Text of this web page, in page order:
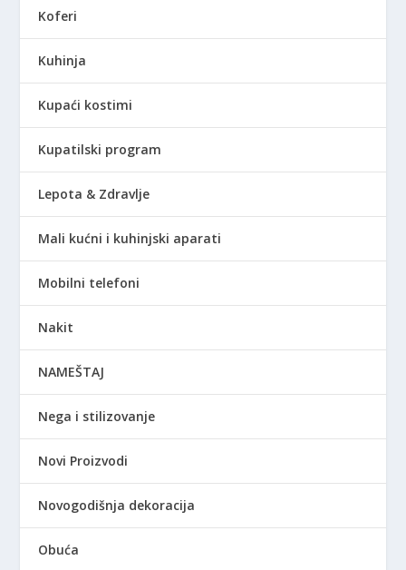
D
Koferi
Kuhinja
Kupaći kostimi
Kupatilski program
Lepota & Zdravlje
Mali kućni i kuhinjski aparati
Mobilni telefoni
Nakit
NAMEŠTAJ
Nega i stilizovanje
Novi Proizvodi
Novogodišnja dekoracija
Obuća